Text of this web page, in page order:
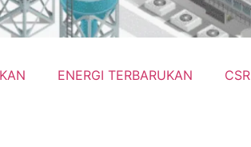
ENERGI TERBARUKAN CSR